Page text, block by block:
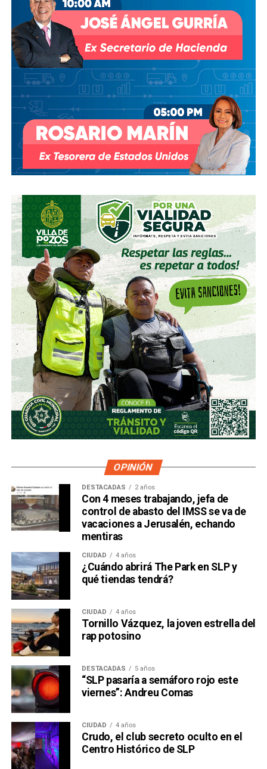
OPINIÓN
DESTACADAS 2 años
Con 4 meses trabajando, jefa de
control de abasto del IMSS se va de
vacaciones a Jerusalén, echando
mentiras
CIUDAD 4 años
¿Cuándo abrirá The Park en SLP y
qué tiendas tendrá?
CIUDAD 4 años
Tornillo Vázquez, la joven estrella del
rap potosino
DESTACADAS 5 años
“SLP pasaría a semáforo rojo este
viernes”: Andreu Comas
CIUDAD 4 años
Crudo, el club secreto oculto en el
Centro Histórico de SLP